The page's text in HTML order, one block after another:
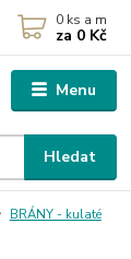
Menu
Hledat
0 ks a m
za 0 Kč
BRÁNY - kulaté